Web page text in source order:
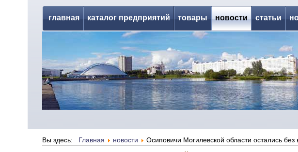
главная каталог предприятий товары новости статьи
Вы здесь: Главная новости Осиповичи Могилевской области остались без